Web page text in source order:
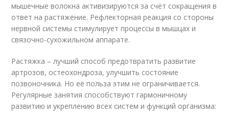
мышечные волокна активизируются за счёт сокращения в
ответ на растяжение. Рефлекторная реакция со стороны
нервной системы стимулирует процессы в мышцах и
связочно-сухожильном аппарате.
Растяжка – лучший способ предотвратить развитие
артрозов, остеохондроза, улучшить состояние
позвоночника. Но её польза этим не ограничивается.
Регулярные занятия способствуют гармоничному
развитию и укреплению всех систем и функций организма: